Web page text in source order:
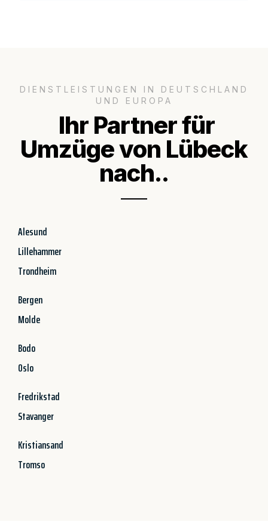
DIENSTLEISTUNGEN IN DEUTSCHLAND
UND EUROPA
Ihr Partner für
Umzüge von Lübeck
nach..
Alesund
Lillehammer
Trondheim
Bergen
Molde
Bodo
Oslo
Fredrikstad
Stavanger
Kristiansand
Tromso